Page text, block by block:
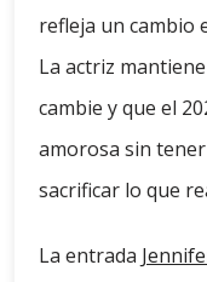
refleja un cambio
La actriz
cambie y que el
amorosa sin
sacrificar lo que
La entrada